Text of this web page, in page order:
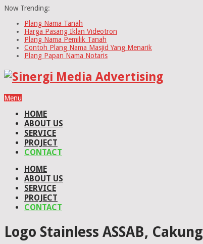
Now Trending:
Plang Nama Tanah
Harga Pasang Iklan Videotron
Plang Nama Pemilik Tanah
Contoh Plang Nama Masjid Yang Menarik
Plang Papan Nama Notaris
Menu
HOME
ABOUT US
SERVICE
PROJECT
CONTACT
HOME
ABOUT US
SERVICE
PROJECT
CONTACT
Logo Stainless ASSAB, Cakung